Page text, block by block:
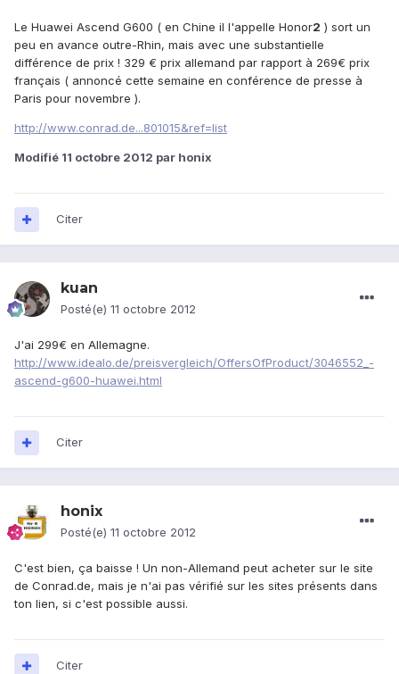
Le Huawei Ascend G600 ( en Chine il l'appelle Honor2 ) sort un
peu en avance outre-Rhin, mais avec une substantielle
différence de prix ! 329 € prix allemand par rapport à 269€ prix
français ( annoncé cette semaine en conférence de presse à
Paris pour novembre ).
http://www.conrad.de...801015&ref=list
Modifié 11 octobre 2012 par honix
Citer
kuan
Posté(e) 11 octobre 2012
J'ai 299€ en Allemagne.
http://www.idealo.de/preisvergleich/OffersOfProduct/3046552_-
ascend-g600-huawei.html
Citer
honix
Posté(e) 11 octobre 2012
C'est bien, ça baisse ! Un non-Allemand peut acheter sur le site
de Conrad.de, mais je n'ai pas vérifié sur les sites présents dans
ton lien, si c'est possible aussi.
Citer